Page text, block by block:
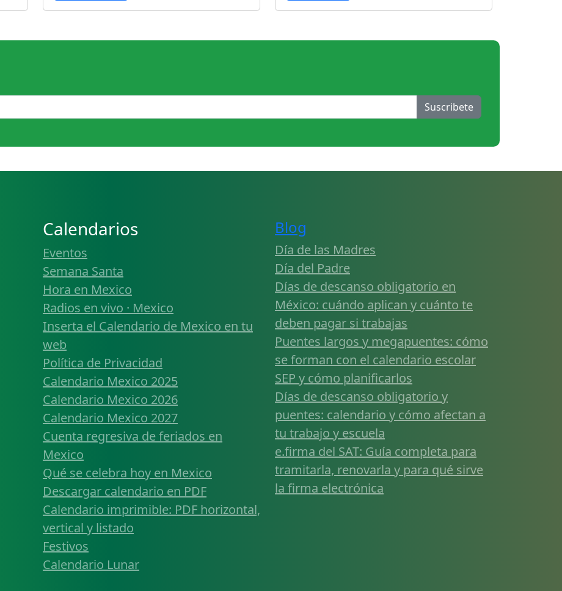
Suscribete
Calendarios
Eventos
Semana Santa
Hora en Mexico
Radios en vivo · Mexico
Inserta el Calendario de Mexico en tu
web
Política de Privacidad
Calendario Mexico 2025
Calendario Mexico 2026
Calendario Mexico 2027
Cuenta regresiva de feriados en
Mexico
Qué se celebra hoy en Mexico
Descargar calendario en PDF
Calendario imprimible: PDF horizontal,
vertical y listado
Festivos
Calendario Lunar
Blog
Día de las Madres
Día del Padre
Días de descanso obligatorio en
México: cuándo aplican y cuánto te
deben pagar si trabajas
Puentes largos y megapuentes: cómo
se forman con el calendario escolar
SEP y cómo planificarlos
Días de descanso obligatorio y
puentes: calendario y cómo afectan a
tu trabajo y escuela
e.firma del SAT: Guía completa para
tramitarla, renovarla y para qué sirve
la firma electrónica